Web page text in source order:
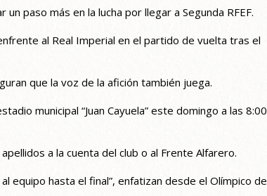
paso más en la lucha por llegar a Segunda RFEF.
al Real Imperial en el partido de vuelta tras el
que la voz de la afición también juega.
municipal “Juan Cayuela” este domingo a las 8:00
a la cuenta del club o al Frente Alfarero.
equipo hasta el final”, enfatizan desde el Olímpico de